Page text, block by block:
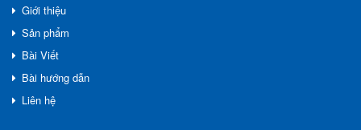
Giới thiệu
Sản phẩm
Bài Viết
Bài hướng dẫn
Liên hệ